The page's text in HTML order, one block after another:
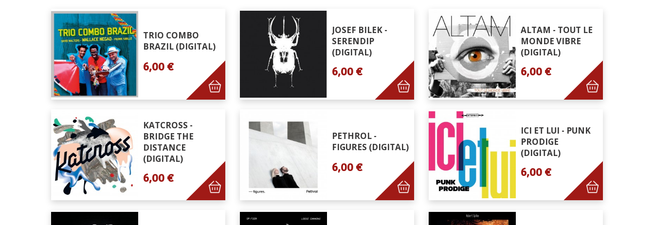
TRIO COMBO
BRAZIL (DIGITAL)
6,00 €
JOSEF BILEK -
SERENDIP
(DIGITAL)
6,00 €
ALTAM - TOUT LE
MONDE VIBRE
(DIGITAL)
6,00 €
KATCROSS -
BRIDGE THE
DISTANCE
(DIGITAL)
6,00 €
PETHROL -
FIGURES (DIGITAL)
6,00 €
ICI ET LUI - PUNK
PRODIGE
(DIGITAL)
6,00 €